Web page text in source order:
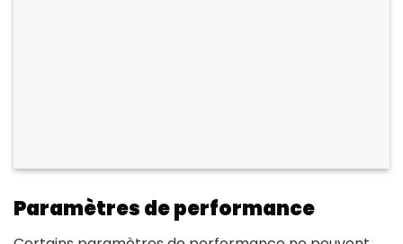
Paramètres de performance